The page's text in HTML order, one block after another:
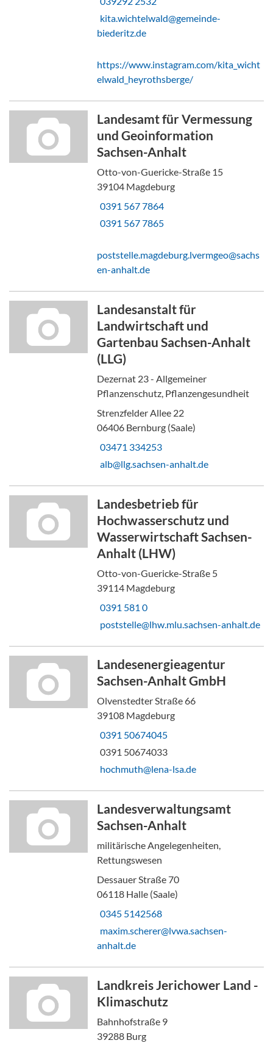
kita.wichtelwald@gemeinde-
biederitz.de
https://www.instagram.com/kita_wicht
elwald_heyrothsberge/
Landesamt für Vermessung
und Geoinformation
Sachsen-Anhalt
Otto-von-Guericke-Straße 15
39104 Magdeburg
0391 567 7864
0391 567 7865
poststelle.magdeburg.lvermgeo@sachs
en-anhalt.de
Landesanstalt für
Landwirtschaft und
Gartenbau Sachsen-Anhalt
(LLG)
Dezernat 23 - Allgemeiner
Pflanzenschutz, Pflanzengesundheit
Strenzfelder Allee 22
06406 Bernburg (Saale)
03471 334253
alb@llg.sachsen-anhalt.de
Landesbetrieb für
Hochwasserschutz und
Wasserwirtschaft Sachsen-
Anhalt (LHW)
Otto-von-Guericke-Straße 5
39114 Magdeburg
0391 581 0
poststelle@lhw.mlu.sachsen-anhalt.de
Landesenergieagentur
Sachsen-Anhalt GmbH
Olvenstedter Straße 66
39108 Magdeburg
0391 50674045
0391 50674033
hochmuth@lena-lsa.de
Landesverwaltungsamt
Sachsen-Anhalt
militärische Angelegenheiten,
Rettungswesen
Dessauer Straße 70
06118 Halle (Saale)
0345 5142568
maxim.scherer@lvwa.sachsen-
anhalt.de
Landkreis Jerichower Land -
Klimaschutz
Bahnhofstraße 9
39288 Burg